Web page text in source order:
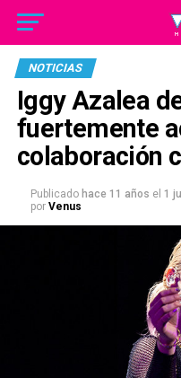
NOTICIAS
Iggy Azalea
fuertemente
colaboración
Publicado hace 11 años el 1
por Venus